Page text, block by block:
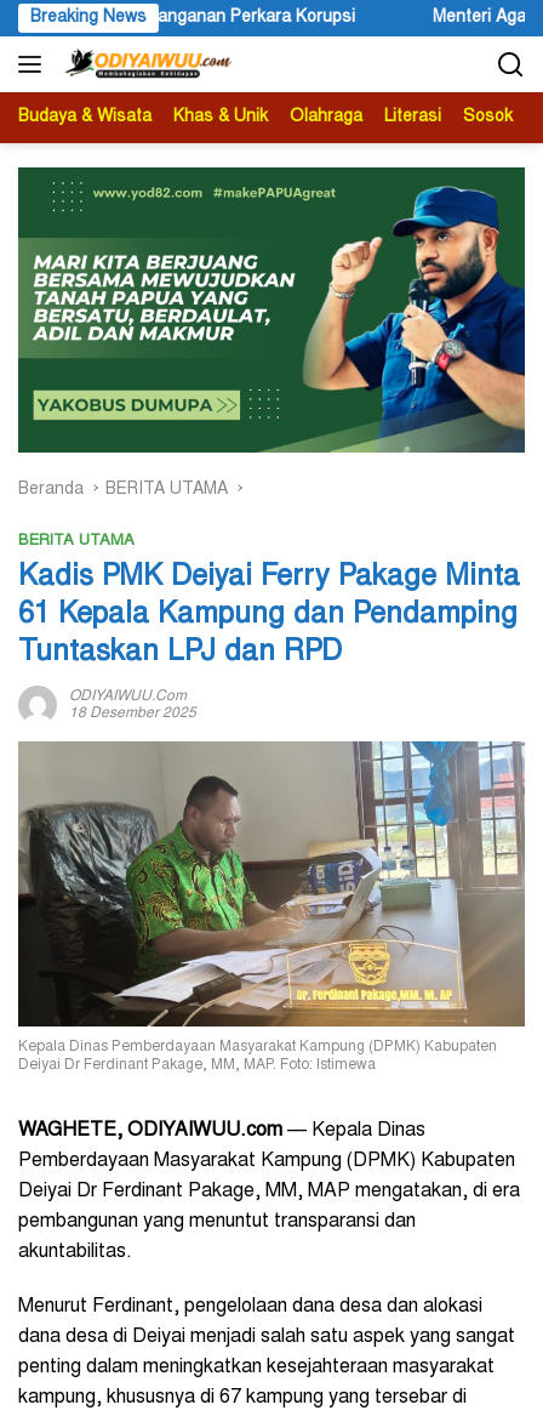
Langsung
ke
konten
Breaking NewsMenteri Agama Nasaruddin Umar Diminta Serius
Budaya & Wisata Khas & Unik Olahraga Literasi Sosok
Beranda BERITA UTAMA
BERITA UTAMA
Kadis PMK Deiyai Ferry Pakage Minta
61 Kepala Kampung dan Pendamping
Tuntaskan LPJ dan RPD
ODIYAIWUU.com
18 Desember 2025
Kepala Dinas Pemberdayaan Masyarakat Kampung (DPMK) Kabupaten
Deiyai Dr Ferdinant Pakage, MM, MAP. Foto: Istimewa
WAGHETE, ODIYAIWUU.com — Kepala Dinas
Pemberdayaan Masyarakat Kampung (DPMK) Kabupaten
Deiyai Dr Ferdinant Pakage, MM, MAP mengatakan, di era
pembangunan yang menuntut transparansi dan
akuntabilitas.
Menurut Ferdinant, pengelolaan dana desa dan alokasi
dana desa di Deiyai menjadi salah satu aspek yang sangat
penting dalam meningkatkan kesejahteraan masyarakat
kampung, khususnya di 67 kampung yang tersebar di